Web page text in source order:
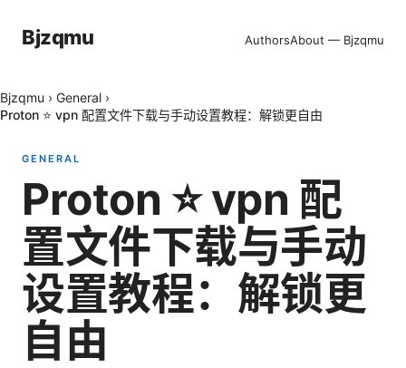
Bjzqmu AuthorsAbout — Bjzqmu
Bjzqmu › General ›
Proton ⭐ vpn 配置文件下载与手动设置教程：解锁更自由
GENERAL
Proton ⭐ vpn 配
置文件下载与手动
设置教程：解锁更
自由